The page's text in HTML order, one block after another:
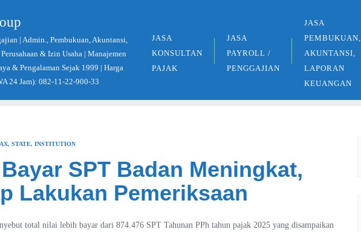
| Admin., Pembukuan, Akuntansi,
& Izin Usaha | Manajemen
& Pengalaman Sejak 1999 | Harga
24 Jam): 082-11-22-900-33
JASA
KONSULTAN
PAJAK
JASA
PAYROLL /
PENGGAJIAN
JASA
PEMBUKUAN,
AKUNTANSI,
LAPORAN
KEUANGAN
STATE, INSTITUTION
SPT Badan Meningkat,
Lakukan Pemeriksaan
total nilai lebih bayar dari 874.476 SPT Tahunan PPh tahun pajak 2025 yang disampaikan